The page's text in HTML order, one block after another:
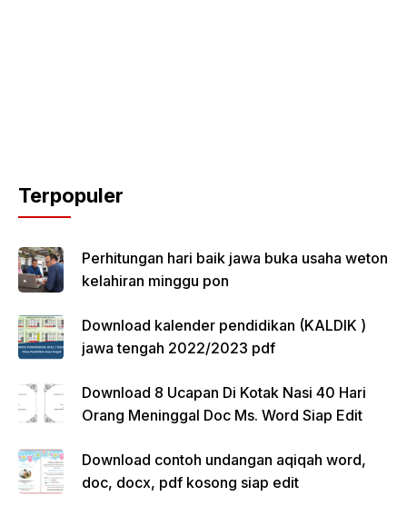
Terpopuler
Perhitungan hari baik jawa buka usaha weton
kelahiran minggu pon
Download kalender pendidikan (KALDIK )
jawa tengah 2022/2023 pdf
Download 8 Ucapan Di Kotak Nasi 40 Hari
Orang Meninggal Doc Ms. Word Siap Edit
Download contoh undangan aqiqah word,
doc, docx, pdf kosong siap edit